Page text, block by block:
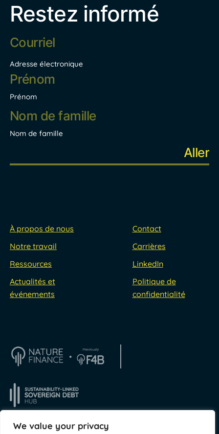
We value your privacy
Restez informé
Adresse
électronique
Adresse électronique
Nom
Prénom
Nom de famille
À propos de nous
Notre travail
Ressources
Actualités et
événements
Contact
Carrières
LinkedIn
Politique de
confidentialité